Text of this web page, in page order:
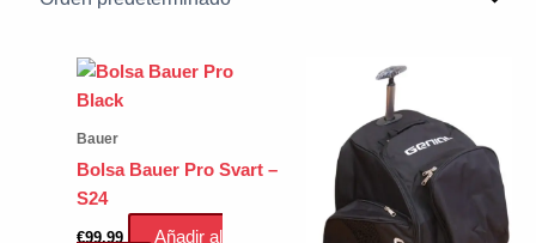
Bauer
Bolsa Bauer Pro Svart –
S24
€99.99
Añadir al